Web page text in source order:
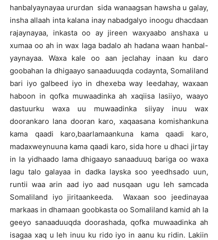
hanbalyaynayaa ururdan sida wanaagsan hawsha u galay,
insha allaah inta kalana inay nabadgalyo inoogu dhacdaan
rajaynayaa, inkasta oo ay jireen waxyaabo anshaxa u
xumaa oo ah in wax laga badalo ah hadana waan hanbal-
yaynayaa. Waxa kale oo aan jeclahay inaan ku daro
goobahan la dhigaayo sanaaduuqda codaynta, Somaliland
bari iyo galbeed iyo in dhexeba way leedahay, waxaan
haboon in qofka muwaadinka ah xaqiisa lasiiyo, waayo
dastuurku waxa uu muwaadinka siiyay inuu wax
doorankaro lana dooran karo, xaqaasana komishankuna
kama qaadi karo,baarlamaankuna kama qaadi karo,
madaxweynuuna kama qaadi karo, sida hore u dhaci jirtay
in la yidhaado lama dhigaayo sanaaduuq bariga oo waxa
lagu talo galayaa in dadka layska soo yeedhsado uun,
runtii waa arin aad iyo aad nusqaan ugu leh samcada
Somaliland iyo jiritaankeeda. Waxaan soo jeedinayaa
markaas in dhamaan goobkasta oo Somaliland kamid ah la
geeyo sanaaduuqda doorashada, qofka muwaadinka ah
isagaa xaq u leh inuu ku rido iyo in aanu ku ridin. Lakiin